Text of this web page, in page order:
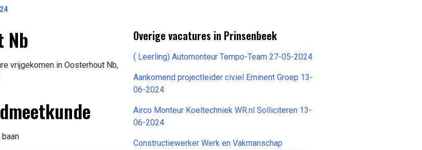
Nb
vrijgekomen in Oosterhout Nb,
Overige vacatures in Prinsenbeek
( Leerling) Automonteur Tempo-Team 27-05-2024
Aankomend projectleider civiel Eminent Groep 13-
06-2024
Airco Monteur Koeltechniek WR.nl Solliciteren 13-
06-2024
Constructiewerker Werk en Vakmanschap